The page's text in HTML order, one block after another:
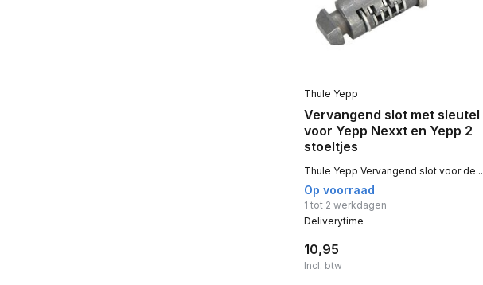
Thule Yepp
Vervangend slot met sleutel
voor Yepp Nexxt en Yepp 2
stoeltjes
Thule Yepp Vervangend slot voor de...
Op voorraad
1 tot 2 werkdagen
Deliverytime
10,95
Incl. btw